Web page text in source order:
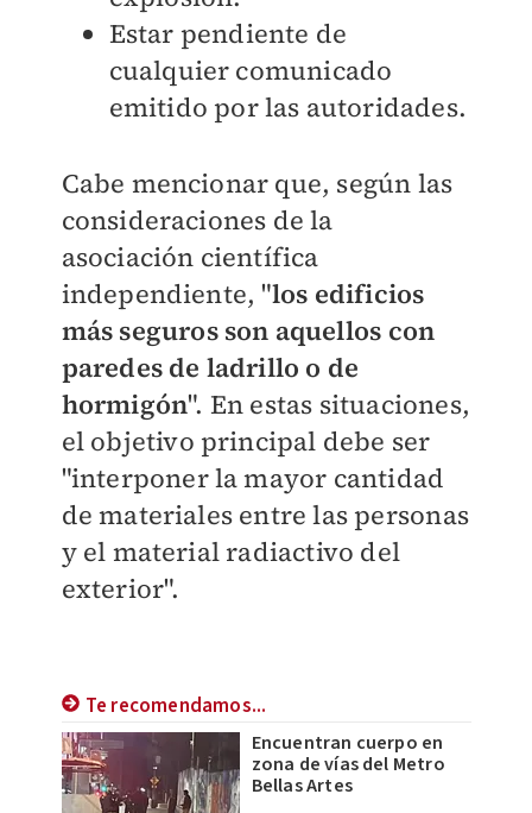
Estar pendiente de
cualquier comunicado
emitido por las autoridades.
Cabe mencionar que, según las
consideraciones de la
asociación científica
independiente, "los edificios
más seguros son aquellos con
paredes de ladrillo o de
hormigón". En estas situaciones,
el objetivo principal debe ser
"interponer la mayor cantidad
de materiales entre las personas
y el material radiactivo del
exterior".
Te recomendamos...
Encuentran cuerpo en
zona de vías del Metro
Bellas Artes